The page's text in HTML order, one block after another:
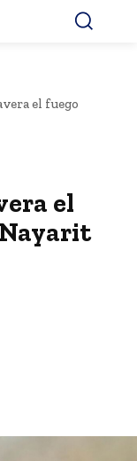
el fuego
el